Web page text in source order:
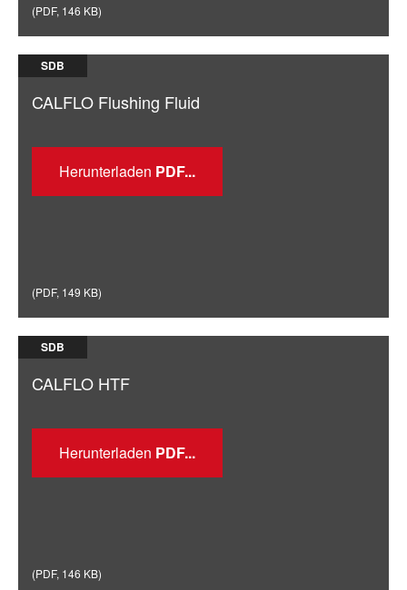
(PDF, 146 KB)
SDB
CALFLO Flushing Fluid
Herunterladen
(PDF, 149 KB)
SDB
CALFLO HTF
Herunterladen
(PDF, 146 KB)